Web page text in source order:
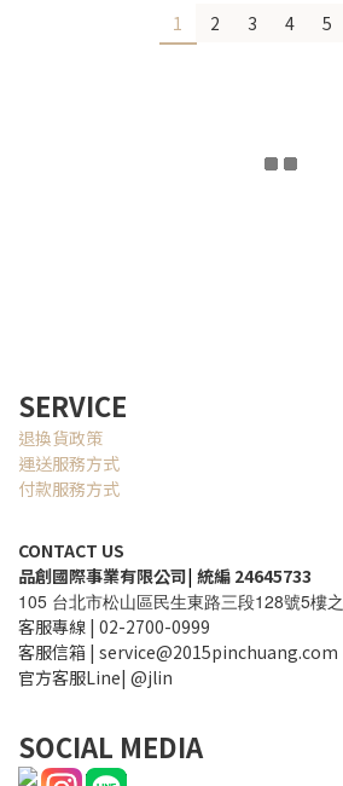
1 2 3 4 5
SERVICE
退換貨政策
運送服務方式
付款服務方式
CONTACT US
品創國際事業有限公司| 統編 24645733
105 台北市松山區民生東路三段128號5樓之
客服專線 | 02-2700-0999
客服信箱 | service@2015pinchuang.com
官方客服Line| @jlin
SOCIAL MEDIA